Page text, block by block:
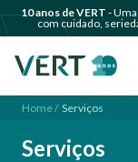
10 anos de VERT -
com cuidado,
Home / Serviços
Serviços